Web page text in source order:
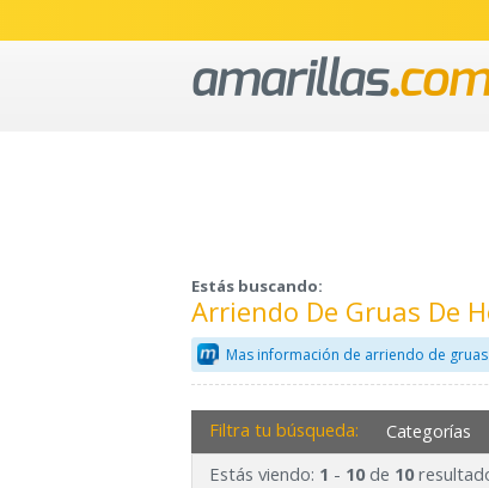
Estás buscando:
Arriendo De Gruas De
Mas información de arriendo de
Filtra tu búsqueda: Categorías
Estás viendo: 1 - 10de 10